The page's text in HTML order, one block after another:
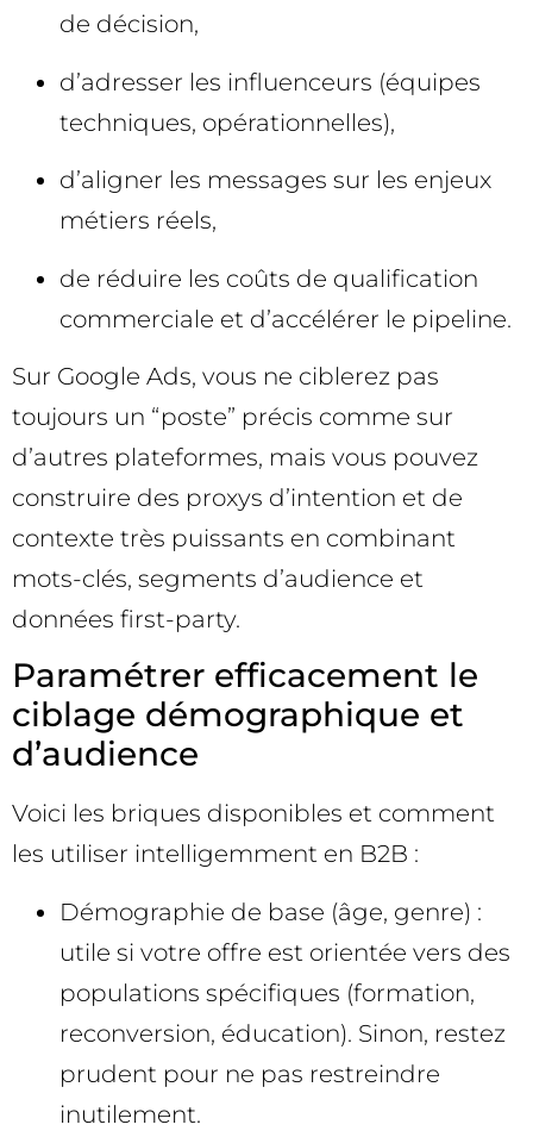
de décision,
d’adresser les influenceurs (équipes
techniques, opérationnelles),
d’aligner les messages sur les enjeux
métiers réels,
de réduire les coûts de qualification
commerciale et d’accélérer le pipeline.
Sur Google Ads, vous ne ciblerez pas
toujours un “poste” précis comme sur
d’autres plateformes, mais vous pouvez
construire des proxys d’intention et de
contexte très puissants en combinant
mots-clés, segments d’audience et
données first-party.
Paramétrer efficacement le
ciblage démographique et
d’audience
Voici les briques disponibles et comment
les utiliser intelligemment en B2B :
Démographie de base (âge, genre) :
utile si votre offre est orientée vers des
populations spécifiques (formation,
reconversion, éducation). Sinon, restez
prudent pour ne pas restreindre
inutilement.